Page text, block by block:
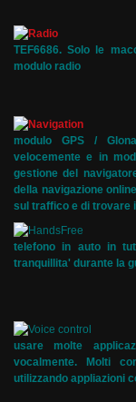
TEF6686. Solo le
modulo radio
modulo GPS /
velocemente e in
gestione del
della navigazione
sul traffico e di trovare
telefono in auto in
tranquillita' durante la
usare molte
vocalmente. Molti
utilizzando appliazioni